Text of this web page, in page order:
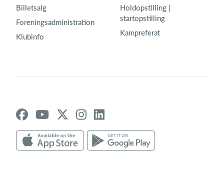
Billetsalg
Foreningsadministration
Klubinfo
Holdopstilling |
startopstilling
Kampreferat